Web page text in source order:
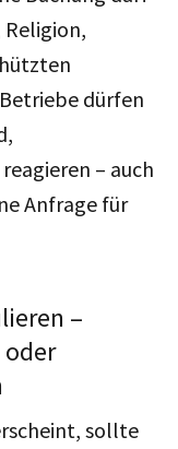
Betriebe dürfen
– auch
Anfrage für
–
sollte